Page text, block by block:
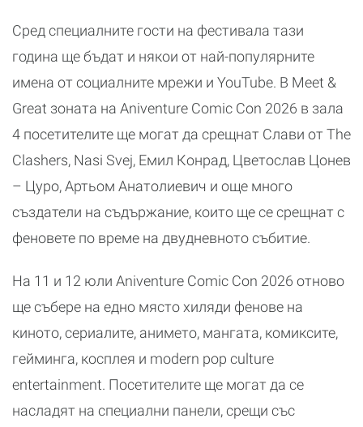
Сред специалните гости на фестивала тази
година ще бъдат и някои от най-популярните
имена от социалните мрежи и YouTube. В Meet &
Great зоната на Aniventure Comic Con 2026 в зала
4 посетителите ще могат да срещнат Слави от The
Clashers, Nasi Svej, Емил Конрад, Цветослав Цонев
– Цуро, Артьом Анатолиевич и още много
създатели на съдържание, които ще се срещнат с
феновете по време на двудневното събитие.
На 11 и 12 юли Aniventure Comic Con 2026 отново
ще събере на едно място хиляди фенове на
киното, сериалите, анимето, мангата, комиксите,
гейминга, косплея и modern pop culture
entertainment. Посетителите ще могат да се
насладят на специални панели, срещи със